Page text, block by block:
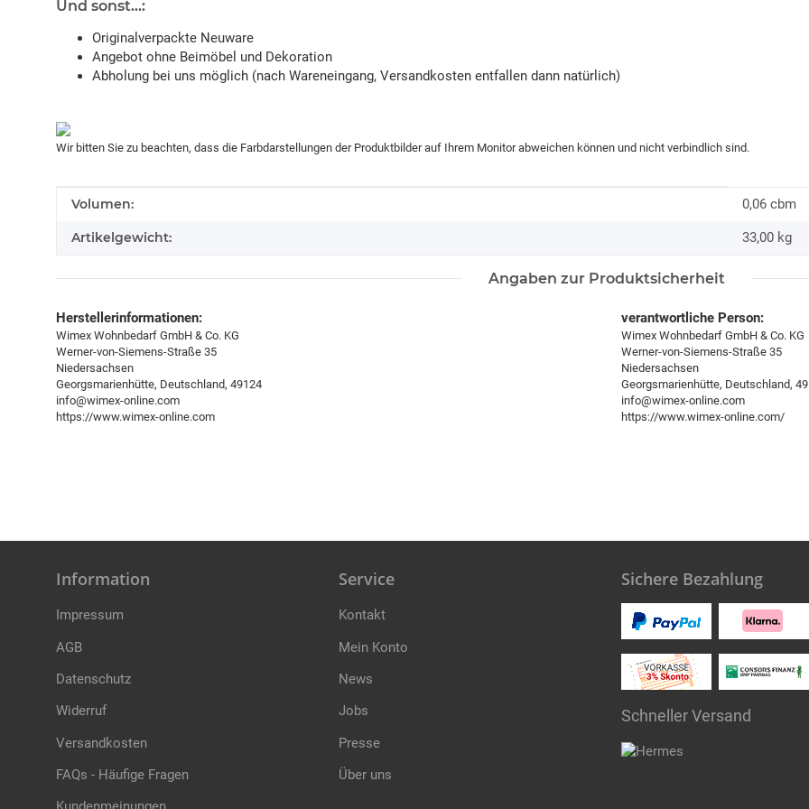
Und sonst...:
Originalverpackte Neuware
Angebot ohne Beimöbel und Dekoration
Abholung bei uns möglich (nach Wareneingang, Versandkosten entfallen dann natürlich)
Wir bitten Sie zu beachten, dass die Farbdarstellungen der Produktbilder auf Ihrem Monitor abweichen können und nicht verbindlich sind.
Produkteigenschaft
Wert
Volumen: 0,06 cbm
Artikelgewicht: 33,00 kg
Angaben zur Produktsicherheit
Herstellerinformationen:
Wimex Wohnbedarf GmbH & Co. KG
Werner-von-Siemens-Straße 35
Niedersachsen
Georgsmarienhütte, Deutschland, 49124
info@wimex-online.com
https://www.wimex-online.com
verantwortliche Person:
Wimex Wohnbedarf GmbH & Co. KG
Werner-von-Siemens-Straße 35
Niedersachsen
Georgsmarienhütte, Deutschland,
info@wimex-online.com
https://www.wimex-online.com/
Information
Impressum
AGB
Datenschutz
Widerruf
Versandkosten
FAQs - Häufige Fragen
Service
Kontakt
Mein Konto
News
Jobs
Presse
Über uns
Sichere Bezahlung
Schneller Versand